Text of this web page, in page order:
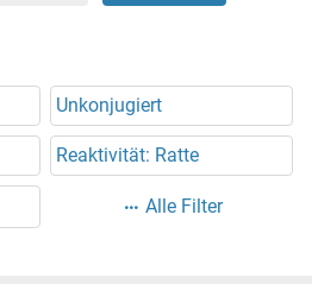
Unkonjugiert
Reaktivität: Ratte
Alle Filter